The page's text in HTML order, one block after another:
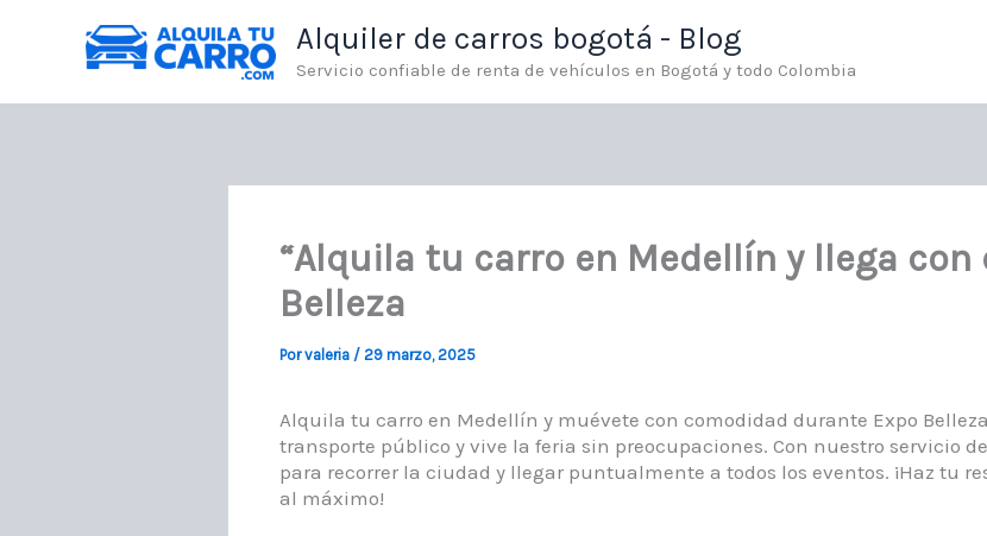
contenido
Alquiler de carros bogotá - Blog
Servicio confiable de renta de vehículos en Bogotá y todo Colombia
“Alquila tu carro en Medellín y llega con
Belleza
Porvaleria / 29 marzo, 2025
Alquila tu carro en Medellín y muévete con comodidad durante Expo
transporte público y vive la feria sin preocupaciones. Con nuestro servicio
para recorrer la ciudad y llegar puntualmente a todos los eventos. ¡Haz tu
al máximo!